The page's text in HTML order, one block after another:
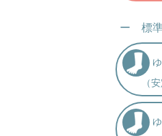
ー 標
（安